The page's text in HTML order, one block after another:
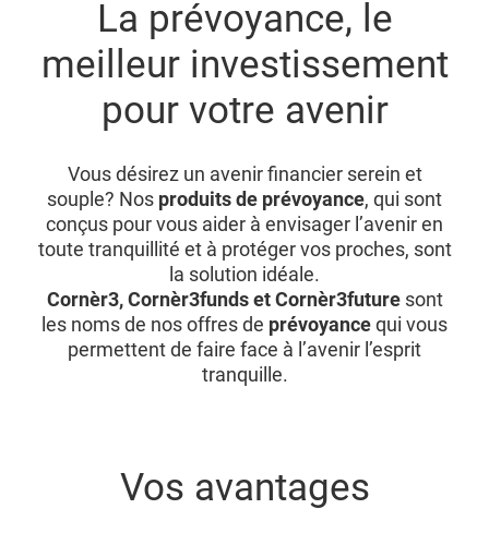
La prévoyance, le
meilleur investissement
pour votre avenir
Vous désirez un avenir financier serein et
souple? Nos produits de prévoyance, qui sont
conçus pour vous aider à envisager l’avenir en
toute tranquillité et à protéger vos proches, sont
la solution idéale.
Cornèr3, Cornèr3funds et Cornèr3futuresont
les noms de nos offres de prévoyancequi vous
permettent de faire face à l’avenir l’esprit
tranquille.
Vos avantages